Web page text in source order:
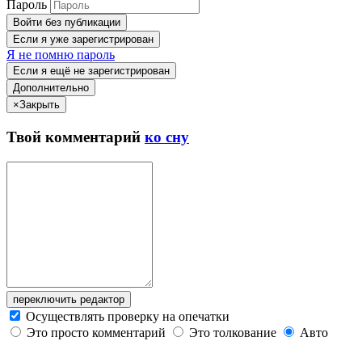
Пароль
Войти без публикации
Если я уже зарегистрирован
Я не помню пароль
Если я ещё не зарегистрирован
Дополнительно
×Закрыть
Твой комментарий ко сну
переключить редактор
Осуществлять проверку на опечатки
Это просто комментарий
Это толкование Авто